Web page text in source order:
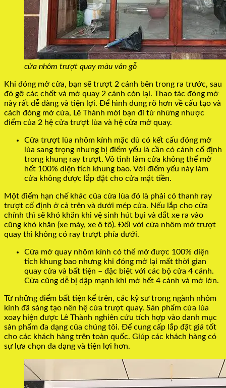
cửa nhôm trượt quay màu vân gỗ
Khi đóng mở cửa, bạn sẽ trượt 2 cánh bên trong ra trước, sau
đó gỡ các chốt và mở quay 2 cánh còn lại. Thao tác đóng mở
này rất dễ dàng và tiện lợi. Để hình dung rõ hơn về cấu tạo và
cách đóng mở cửa, Lê Thành mời bạn đi từ những nhược
điểm của 2 hệ cửa trượt lùa và hệ cửa mở quay.
Cửa trượt lùa nhôm kính mặc dù có kết cấu đóng mở
lùa sang trọng nhưng bị điểm yếu là cần có cánh cố định
trong khung ray trượt. Vô tình làm cửa không thể mở
hết 100% diện tích khung bao. Với điểm yếu này làm
cửa không được lắp đặt cho cửa mặt tiền.
Một điểm hạn chế khác của cửa lùa đó là phải có thanh ray
trượt cố định ở cả trên và dưới mép cửa. Nếu lắp cho cửa
chính thì sẽ khó khăn khi vệ sinh hút bụi và dắt xe ra vào
cũng khó khăn (xe máy, xe ô tô). Đối với cửa nhôm mở trượt
quay thì không có ray trượt phía dưới.
Cửa mở quay nhôm kính có thể mở được 100% diện
tích khung bao nhưng khi đóng mở lại mất thời gian
quay cửa và bất tiện – đặc biệt với các bộ cửa 4 cánh.
Cửa cũng dễ bị dập mạnh khi mở hết 4 cánh và mở lớn.
Từ những điểm bất tiện kể trên, các kỹ sư trong ngành nhôm
kính đã sáng tạo nên hệ cửa trượt quay. Sản phẩm cửa lùa
xoay hiện được Lê Thành nghiên cứu tích hợp vào danh mục
sản phẩm đa dạng của chúng tôi. Để cung cấp lắp đặt giá tốt
cho các khách hàng trên toàn quốc. Giúp các khách hàng có
sự lựa chọn đa dạng và tiện lợi hơn.